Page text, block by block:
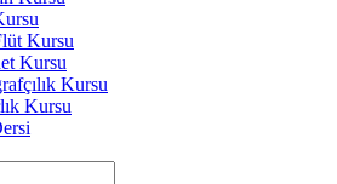
Kursu
Kursu
Kursu
Kursu